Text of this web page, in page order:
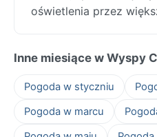
oświetlenia przez
Inne miesiące w Wyspy
Pogoda w styczniu
Pogoda w marcu